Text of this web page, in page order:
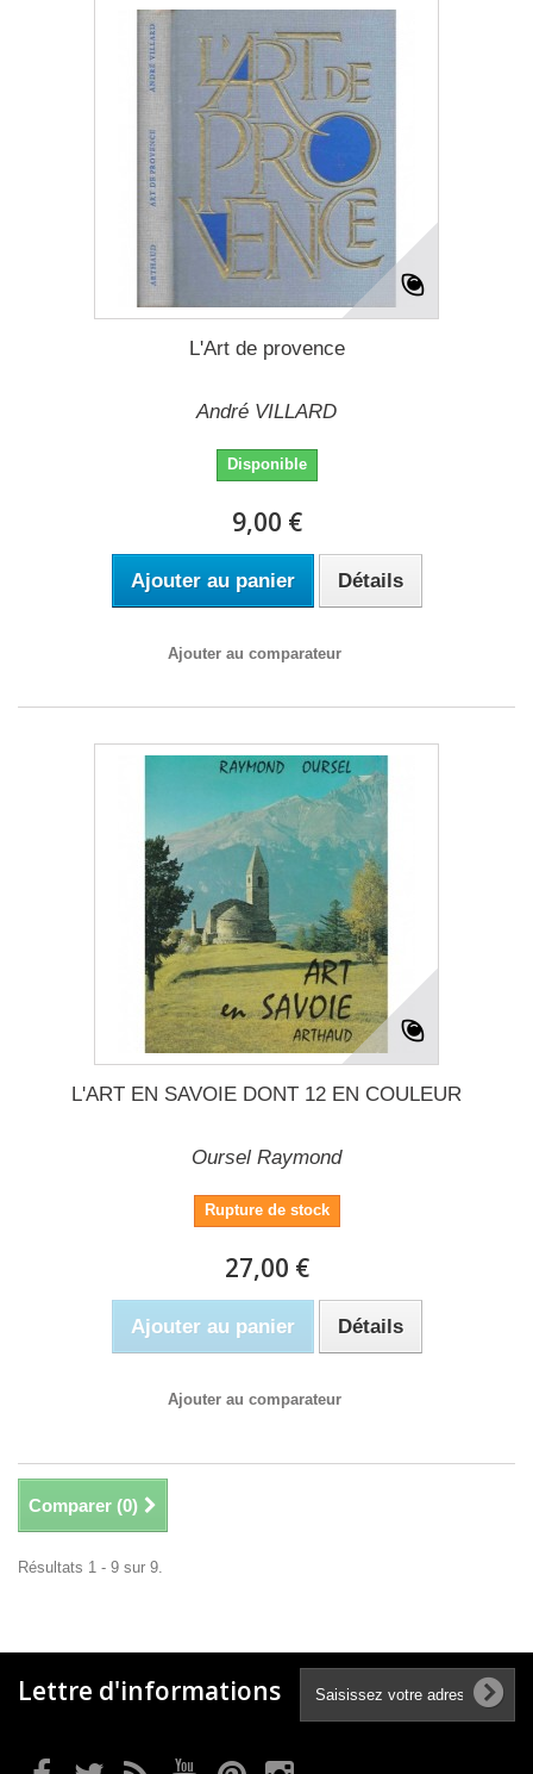
L'Art de provence
André VILLARD
Disponible
9,00 €
Ajouter au panier Détails
Ajouter au comparateur
L'ART EN SAVOIE DONT 12 EN COULEUR
Oursel Raymond
Rupture de stock
27,00 €
Ajouter au panier Détails
Ajouter au comparateur
Comparer (0)
Résultats 1 - 9 sur 9.
Lettre d'informations